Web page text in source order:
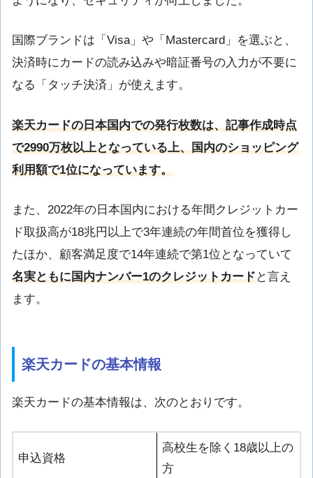
国際ブランドは「Visa」や「Mastercard」を選ぶと、
決済時にカードの読み込みや暗証番号の入力が不要に
なる「タッチ決済」が使えます。
楽天カードの日本国内での発行枚数は、記事作成時点
で2990万枚以上となっている上、国内のショッピング
利用額で1位になっています。
また、2022年の日本国内における年間クレジットカー
ド取扱高が18兆円以上で3年連続の年間首位を獲得し
たほか、顧客満足度で14年連続で第1位となっていて
名実ともに国内ナンバー1のクレジットカードと言え
ます。
楽天カードの基本情報
楽天カードの基本情報は、次のとおりです。
申込資格
高校生を除く18歳以上の
方